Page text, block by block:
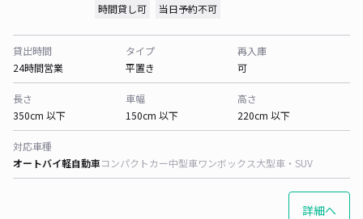
時間貸し可 当日予約不可
貸出時間
24時間営業
タイプ
平置き
再入庫
可
長さ
350cm 以下
車幅
150cm 以下
高さ
220cm 以下
対応車種
オートバイ軽自動車コンパクトカー中型車ワンボックス大型車・SUV
詳細へ